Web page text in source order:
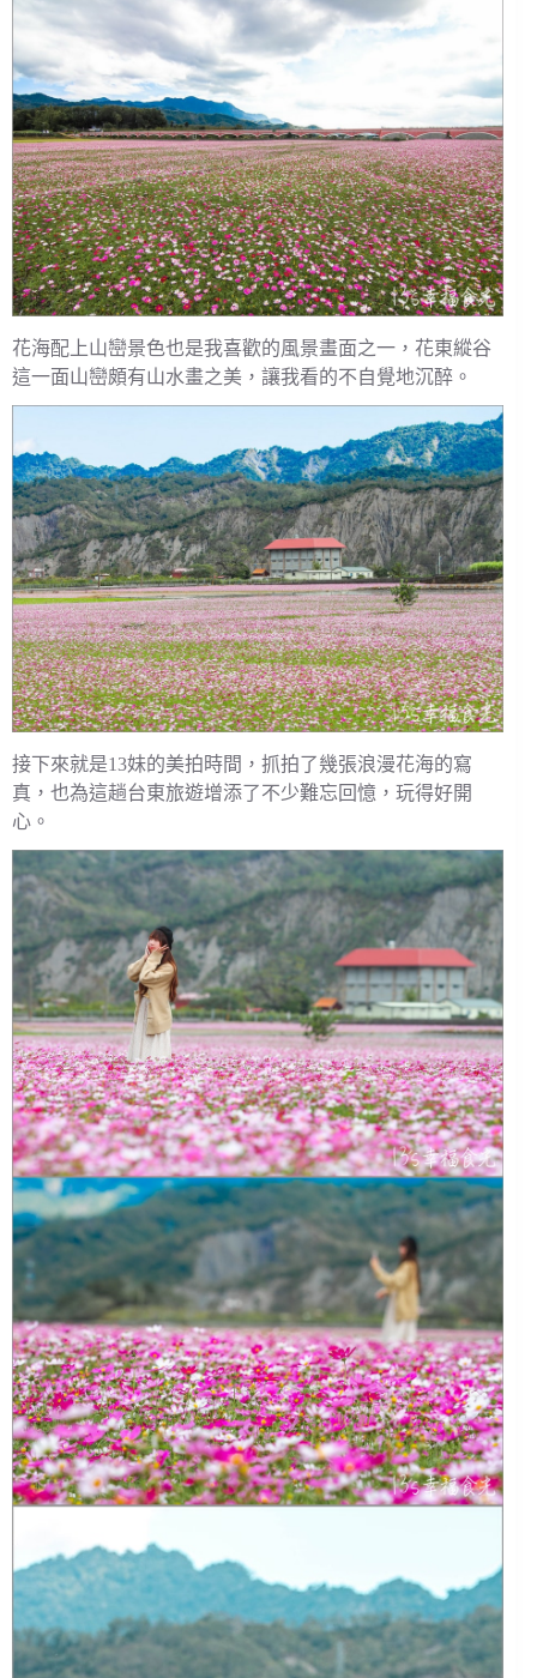
花海配上山巒景色也是我喜歡的風景畫面之一，花東縱谷
這一面山巒頗有山水畫之美，讓我看的不自覺地沉醉。
接下來就是13妹的美拍時間，抓拍了幾張浪漫花海的寫
真，也為這趟台東旅遊增添了不少難忘回憶，玩得好開
心。